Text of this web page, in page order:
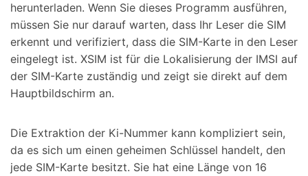
herunterladen. Wenn Sie dieses Programm ausführen,
müssen Sie nur darauf warten, dass Ihr Leser die SIM
erkennt und verifiziert, dass die SIM-Karte in den Leser
eingelegt ist. XSIM ist für die Lokalisierung der IMSI auf
der SIM-Karte zuständig und zeigt sie direkt auf dem
Hauptbildschirm an.
Die Extraktion der Ki-Nummer kann kompliziert sein,
da es sich um einen geheimen Schlüssel handelt, den
jede SIM-Karte besitzt. Sie hat eine Länge von 16